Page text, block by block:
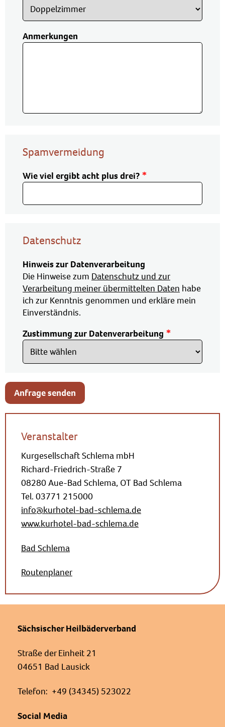
Anmerkungen
Spamvermeidung
Wie viel ergibt acht plus drei?
Datenschutz
Hinweis zur Datenverarbeitung
Die Hinweise zum Datenschutz und zur
Verarbeitung meiner übermittelten Daten habe
ich zur Kenntnis genommen und erkläre mein
Einverständnis.
Zustimmung zur Datenverarbeitung
Anfrage senden
Veranstalter
Kurgesellschaft Schlema mbH
Richard-Friedrich-Straße 7
08280 Aue-Bad Schlema, OT Bad Schlema
Tel. 03771 215000
info@kurhotel-bad-schlema.de
www.kurhotel-bad-schlema.de
Bad Schlema
Routenplaner
Sächsischer Heilbäderverband
Straße der Einheit 21
04651 Bad Lausick
Telefon: +49 (34345) 523022
Social Media